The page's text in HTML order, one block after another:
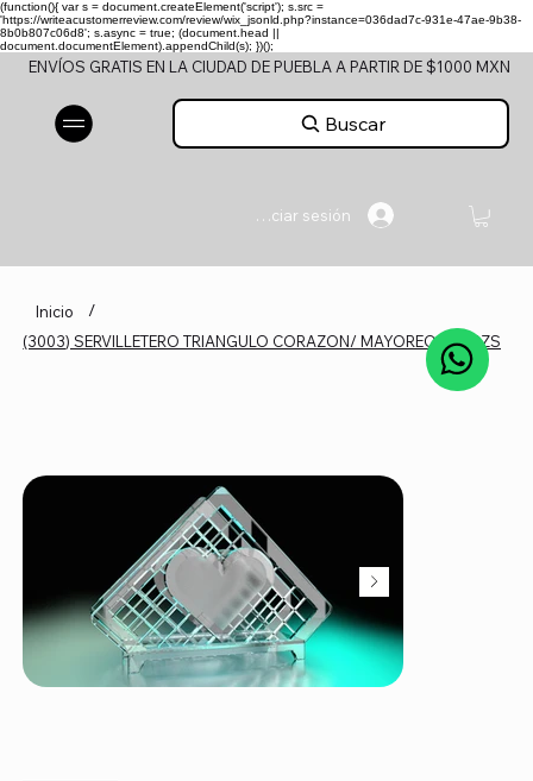
(function(){ var s = document.createElement('script'); s.src =
'https://writeacustomerreview.com/review/wix_jsonld.php?instance=036dad7c-931e-47ae-9b38-
8b0b807c06d8'; s.async = true; (document.head ||
document.documentElement).appendChild(s); })();
ENVÍOS GRATIS EN LA CIUDAD DE PUEBLA A PARTIR DE $1000 MXN
Buscar
Iniciar sesión
Inicio /
(3003) SERVILLETERO TRIANGULO CORAZON/ MAYOREO 140 PZS